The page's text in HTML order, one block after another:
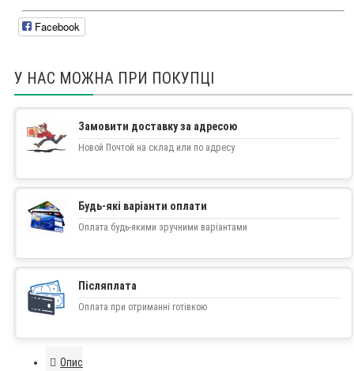
Facebook
У НАС МОЖНА ПРИ ПОКУПЦІ
Замовити доставку за адресою
Новой Почтой на склад или по адресу
Будь-які варіанти оплати
Оплата будь-якими зручними варіантами
Післяплата
Оплата при отриманні готівкою
Опис